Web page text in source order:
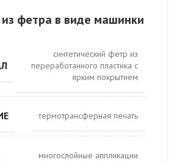
фетра в виде машинки
синтетический фетр из
переработанного пластика с
ярким покрытием
термотрансферная печать
многослойные аппликации